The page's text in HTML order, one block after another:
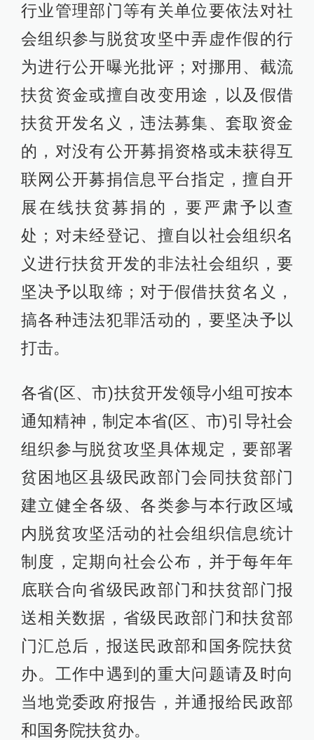
行业管理部门等有关单位要依法对社
会组织参与脱贫攻坚中弄虚作假的行
为进行公开曝光批评；对挪用、截流
扶贫资金或擅自改变用途，以及假借
扶贫开发名义，违法募集、套取资金
的，对没有公开募捐资格或未获得互
联网公开募捐信息平台指定，擅自开
展在线扶贫募捐的，要严肃予以查
处；对未经登记、擅自以社会组织名
义进行扶贫开发的非法社会组织，要
坚决予以取缔；对于假借扶贫名义，
搞各种违法犯罪活动的，要坚决予以
打击。
各省(区、市)扶贫开发领导小组可按本
通知精神，制定本省(区、市)引导社会
组织参与脱贫攻坚具体规定，要部署
贫困地区县级民政部门会同扶贫部门
建立健全各级、各类参与本行政区域
内脱贫攻坚活动的社会组织信息统计
制度，定期向社会公布，并于每年年
底联合向省级民政部门和扶贫部门报
送相关数据，省级民政部门和扶贫部
门汇总后，报送民政部和国务院扶贫
办。工作中遇到的重大问题请及时向
当地党委政府报告，并通报给民政部
和国务院扶贫办。